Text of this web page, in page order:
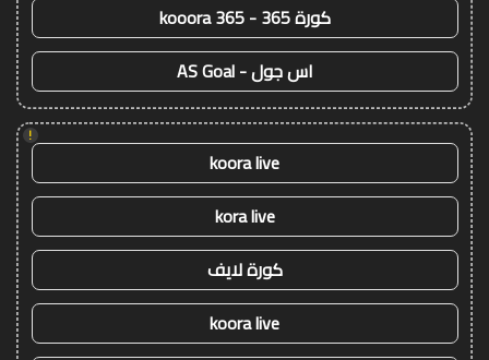
كورة 365 - kooora 365
اس جول - AS Goal
!
koora live
kora live
كورة لايف
koora live